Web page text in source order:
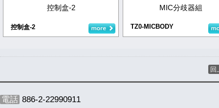
控制盒-2
控制盒-2
MIC分歧器組
TZ0-MICBODY
回
電話 886-2-22990911